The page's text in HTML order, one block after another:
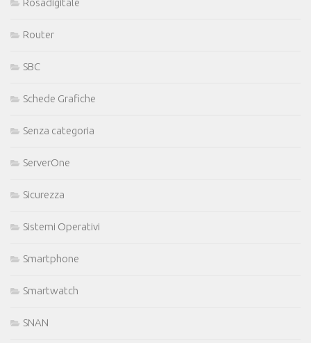
Rosadigitale
Router
SBC
Schede Grafiche
Senza categoria
ServerOne
Sicurezza
Sistemi Operativi
Smartphone
Smartwatch
SNAN